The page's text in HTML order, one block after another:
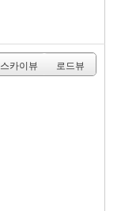
스카이뷰 로드뷰